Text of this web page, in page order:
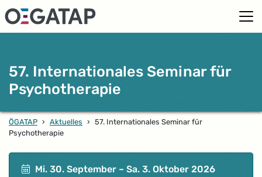
57. Internationales Seminar für
Psychotherapie
ÖGATAP › Aktuelles › 57. Internationales Seminar für
Psychotherapie
Mittwoch 30. September bis Samstag 3. Oktober
Mi. 30. September – Sa. 3. Oktober 2026